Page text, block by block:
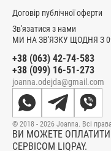
МИ НА ЗВ'ЯЗКУ ЩОДНЯ З
+38 (063) 42-74-583
+38 (099) 16-51-273
joanna.odejda@gmail.com
Договір публічної оферти
Зв'язатися з нами
ВИ МОЖЕТЕ
СЕРВІСОМ LIQPAY.
© 2018 - 2026 Joanna. Всі